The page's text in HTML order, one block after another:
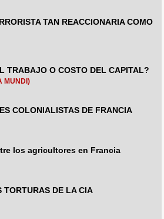
TAN REACCIONARIA COMO
TRABAJO O COSTO DEL CAPITAL?
MUNDI)
COLONIALISTAS DE FRANCIA
los agricultores en Francia
TORTURAS DE LA CIA